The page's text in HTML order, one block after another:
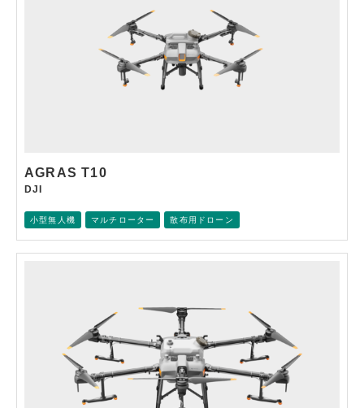
AGRAS T10
DJI
小型無人機 マルチローター 散布用ドローン